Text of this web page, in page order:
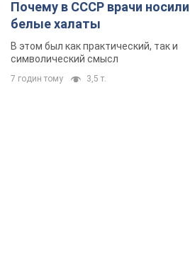
Почему в СССР врачи
белые халаты
В этом был как практический, так и
символический смысл
7 годин тому 3,5 т.